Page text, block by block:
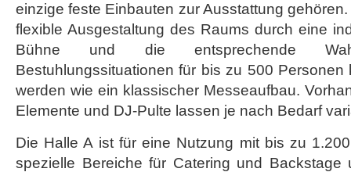
einzige feste Einbauten zur Ausstattung
flexible Ausgestaltung des Raums durch eine
Bühne und die entsprechende
Bestuhlungssituationen für bis zu 500
werden wie ein klassischer Messeaufbau.
Elemente und DJ-Pulte lassen je nach Bedarf
Die Halle A ist für eine Nutzung mit bis zu
spezielle Bereiche für Catering und Backstage